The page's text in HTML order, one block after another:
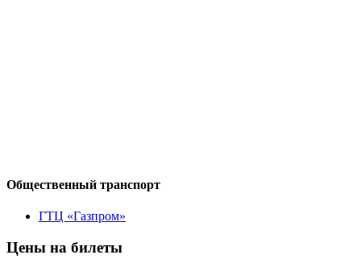
Общественный транспорт
ГТЦ «Газпром»
Цены на билеты